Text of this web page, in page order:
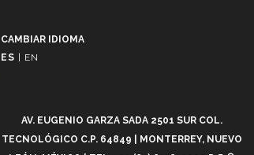
básquetbol, con Gael Adame
(video)
CAMBIAR IDIOMA
ES | EN
AV. EUGENIO GARZA SADA 2501 SUR COL.
TECNOLÓGICO C.P. 64849 | MONTERREY, NUEVO